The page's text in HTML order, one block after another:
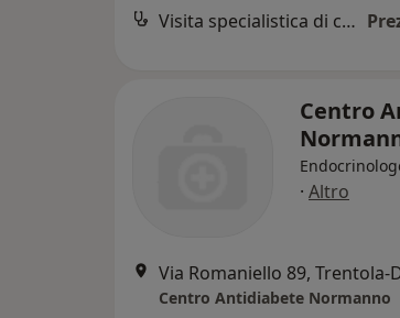
Visita specialistica di chirurgia vascolare
Centro
· Altro
Via Romaniello 89, Trentola-
Centro Antidiabete Normanno